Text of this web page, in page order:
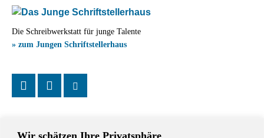
Wir schätzen Ihre Privatsphäre
Die Schreibwerkstatt für junge Talente
» zum Jungen Schriftstellerhaus